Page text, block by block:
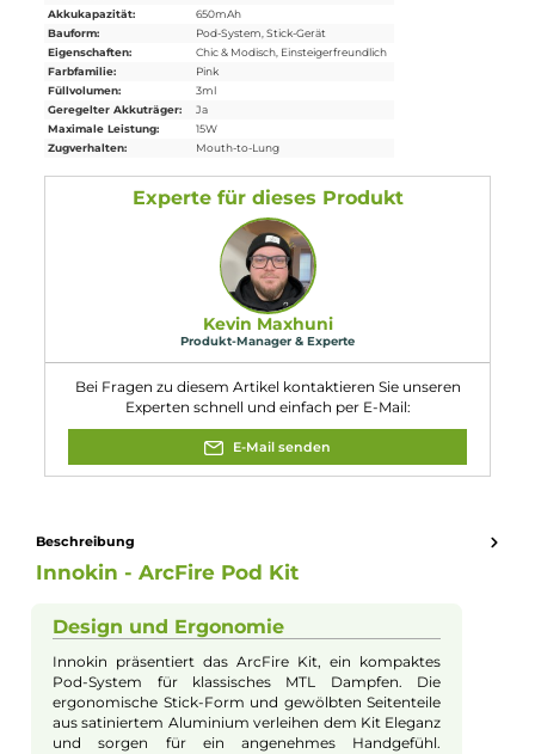
8. Wie lange hält eine ArcFire Coil Mesh Coil?
Die ArcFire Coil Mesh
und Geschmackserlebnis bei dreimal längerer Lebensdauer als
herkömmliche Coils.
9. Für welche Art von Dampfen ist das ArcFire Pod Kit
Das ArcFire Pod Kit ist speziell für das klassische Mund-zu-
(MTL) Dampfen konzipiert und bietet ein sanftes und weiches
10. Welche Farbvarianten sind für das ArcFire Pod Kit
erhältlich?
Das ArcFire Pod Kit ist in 6 schicken Farbvarianten erhältlich,
für eine individuelle Gestaltungsmöglichkeit und persönlichen
Eigenschaften
Akkuform:
Interner Akku
Bauform:
Pod-System
Eigenschaften: Chic & Modisch, Einsteigerfreundlich
Farbfamilie:
Pink
Füllvolumen:
3ml
Geregelter Akkuträger:
Ja
Maximale Leistung:
15W
Zugverhalten:
Mouth-to-Lung